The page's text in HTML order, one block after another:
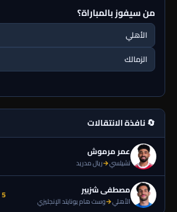
من سيفوز بالمباراة؟
الأهلي
الزمالك
🔄 نافذة الانتقالات
عمر مرموش
تشيلسي→ريال مدريد
مصطفى شزبير
الأهلي→وست هام يونايتد الإنجليزي 5 ملايين دولا